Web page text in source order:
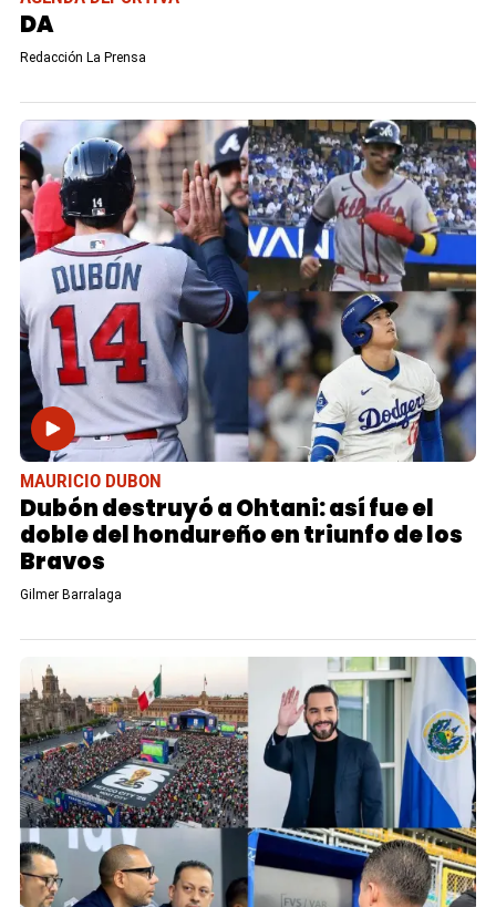
DA
Redacción La Prensa
MAURICIO DUBON
Dubón destruyó a Ohtani: así fue el
doble del hondureño en triunfo de los
Bravos
Gilmer Barralaga